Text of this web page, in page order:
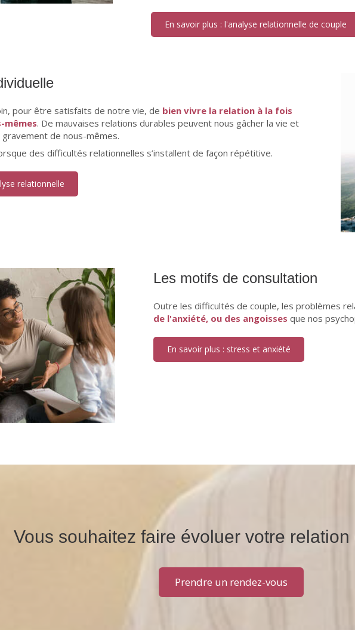
En savoir plus : l'analyse relationnelle de couple
pour être satisfaits de notre vie, de bien vivre la relation à la fois
mêmes. De mauvaises relations durables peuvent nous gâcher la vie et
de nous-mêmes.
des difficultés relationnelles s’installent de façon répétitive.
relationnelle
Les motifs de consultation
Outre les difficultés de couple, les problèmes
de l'anxiété, ou des angoisses que nos
En savoir plus : stress et anxiété
Vous souhaitez faire évoluer votre
Prendre un rendez-vous